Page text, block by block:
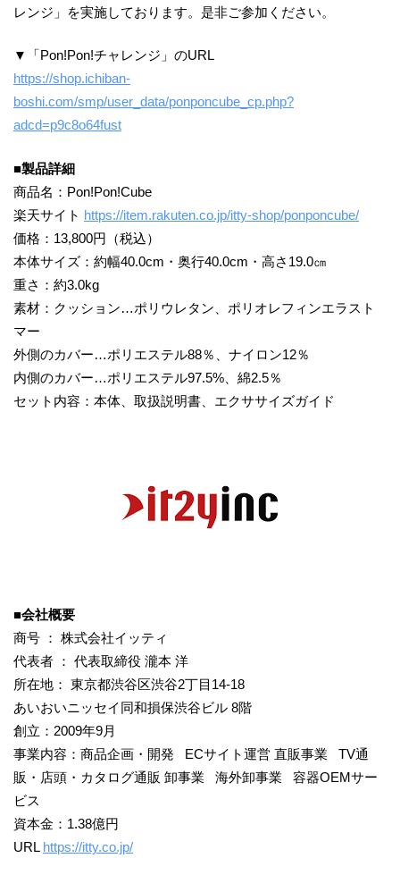
レンジ」を実施しております。是非ご参加ください。
▼「Pon!Pon!チャレンジ」のURL
https://shop.ichiban-
boshi.com/smp/user_data/ponponcube_cp.php?
adcd=p9c8o64fust
■製品詳細
商品名：Pon!Pon!Cube
楽天サイト https://item.rakuten.co.jp/itty-shop/ponponcube/
価格：13,800円（税込）
本体サイズ：約幅40.0cm・奥行40.0cm・高さ19.0㎝
重さ：約3.0kg
素材：クッション…ポリウレタン、ポリオレフィンエラスト
マー
外側のカバー…ポリエステル88％、ナイロン12％
内側のカバー…ポリエステル97.5%、綿2.5％
セット内容：本体、取扱説明書、エクササイズガイド
■会社概要
商号 ： 株式会社イッティ
代表者 ： 代表取締役 瀧本 洋
所在地： 東京都渋谷区渋谷2丁目14-18
あいおいニッセイ同和損保渋谷ビル 8階
創立：2009年9月
事業内容：商品企画・開発 ECサイト運営 直販事業 TV通
販・店頭・カタログ通販 卸事業 海外卸事業 容器OEMサー
ビス
資本金：1.38億円
URL https://itty.co.jp/